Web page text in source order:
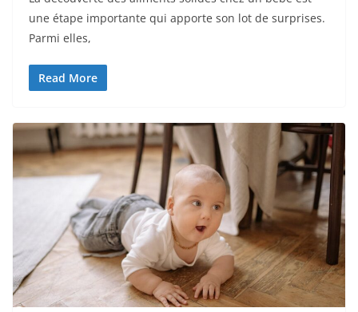
une étape importante qui apporte son lot de surprises.
Parmi elles,
Read More